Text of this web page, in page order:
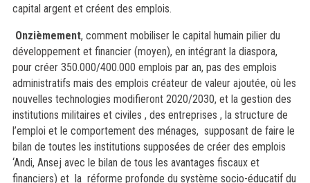
capital argent et créent des emplois.
Onzièmement, comment mobiliser le capital humain pilier du
développement et financier (moyen), en intégrant la diaspora,
pour créer 350.000/400.000 emplois par an, pas des emplois
administratifs mais des emplois créateur de valeur ajoutée, où les
nouvelles technologies modifieront 2020/2030, et la gestion des
institutions militaires et civiles , des entreprises , la structure de
l’emploi et le comportement des ménages, supposant de faire le
bilan de toutes les institutions supposées de créer des emplois
‘Andi, Ansej avec le bilan de tous les avantages fiscaux et
financiers) et la réforme profonde du système socio-éducatif du